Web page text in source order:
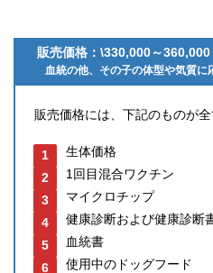
販売価格：\330,000～360,000
血統の他、その子の体型や気質に
販売価格には、下記のものが全
生体価格
1回目混合ワクチン
マイクロチップ
健康診断および健康診断
血統書
使用中のドッグフード